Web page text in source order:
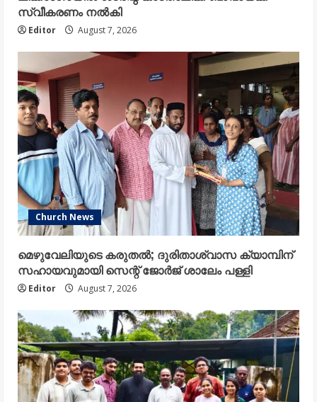
സ്വീകരണം നൽകി
Editor August 7, 2026
Church News
മെഴുവേലിയുടെ കരുതൽ; ദുരിതാശ്വാസ ക്യാമ്പിന്
സഹായവുമായി സെന്റ് ജോർജ് ശാലേം പള്ളി
Editor August 7, 2026